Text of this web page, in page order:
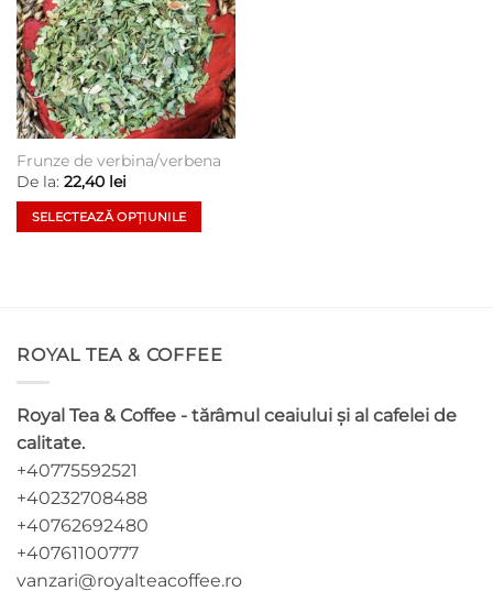
Frunze de verbina/verbena
De la: 22,40 lei
SELECTEAZĂ OPȚIUNILE
variații.
Opțiunile
fi
alese
în
pagina
produsului.
ROYAL TEA & COFFEE
Royal Tea & Coffee - tărâmul ceaiului și al cafelei de
calitate.
+40775592521
+40232708488
+40762692480
+40761100777
vanzari@royalteacoffee.ro